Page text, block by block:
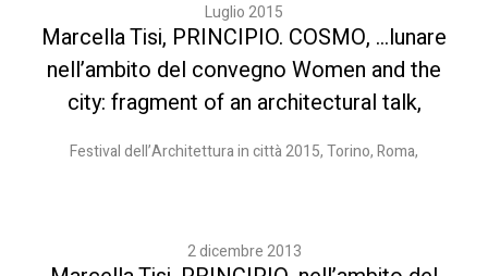
Luglio 2015
Marcella Tisi, PRINCIPIO. COSMO, …lunare
nell’ambito del convegno Women and the
city: fragment of an architectural talk,
Festival dell’Architettura in città 2015, Torino, Roma,
2 dicembre 2013